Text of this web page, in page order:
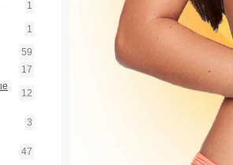
1
1
59
17
12
3
47